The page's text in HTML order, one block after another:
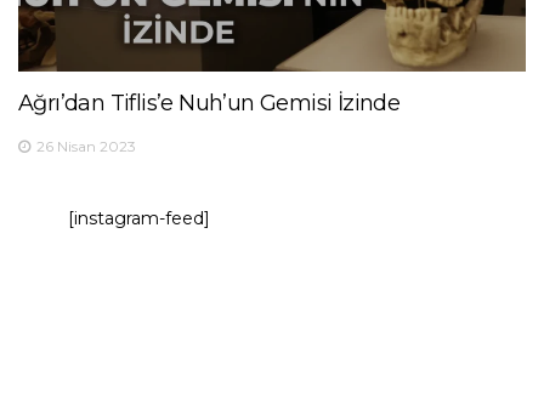
Ağrı’dan Tiflis’e Nuh’un Gemisi İzinde
26 Nisan 2023
[instagram-feed]